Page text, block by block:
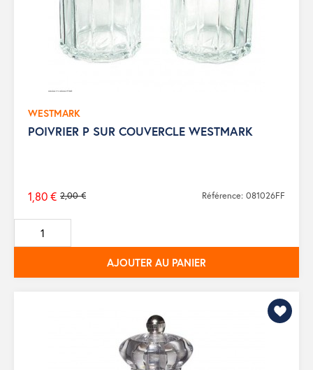
WESTMARK
POIVRIER P SUR COUVERCLE WESTMARK
Prix
de
base
2,00 €
1,80 € Référence: 081026FF
AJOUTER AU PANIER